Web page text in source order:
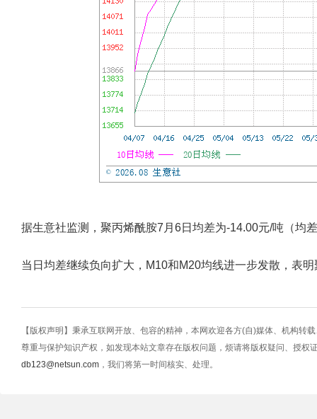
据生意社监测，聚丙烯酰胺7月6日均差为-14.00元/吨（均
当日均差继续负向扩大，M10和M20均线进一步发散，表
【版权声明】秉承互联网开放、包容的精神，本网欢迎各方(自)媒体、机构转
尊重与保护知识产权，如发现本站文章存在版权问题，烦请将版权疑问、授权
db123@netsun.com ，我们将第一时间核实、处理。